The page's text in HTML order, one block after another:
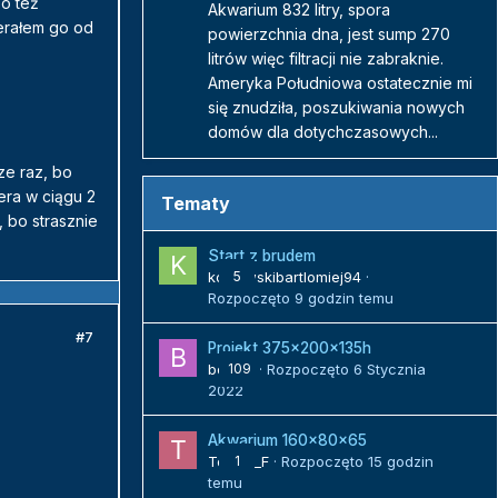
go od
raz, bo
w ciągu 2
bo strasznie
#7
Akwarium 832 litry, spora
powierzchnia dna, jest sump 270
litrów więc filtracji nie zabraknie.
Ameryka Południowa ostatecznie mi
się znudziła, poszukiwania nowych
domów dla dotychczasowych...
Tematy
5
Start z brudem
kozlowskibartlomiej94 ·
Rozpoczęto 9 godzin temu
109
Projekt 375x200x135h
bojack · Rozpoczęto 6 Stycznia
2022
1
Akwarium 160x80x65
Tomek_F · Rozpoczęto 15 godzin
temu